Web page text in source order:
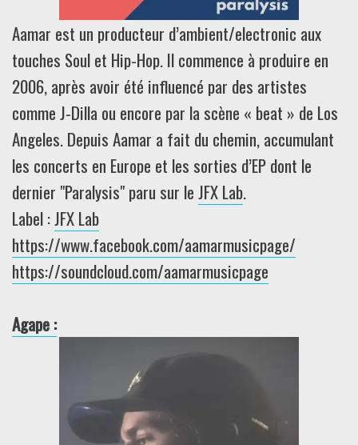
Aamar est un producteur d’ambient/electronic aux
touches Soul et Hip-Hop. Il commence à produire en
2006, après avoir été influencé par des artistes
comme J-Dilla ou encore par la scène « beat » de Los
Angeles. Depuis Aamar a fait du chemin, accumulant
les concerts en Europe et les sorties d’EP dont le
dernier "Paralysis" paru sur leJFX Lab.
Label :JFX Lab
https://www.facebook.com/aamarmusicpage/
https://soundcloud.com/aamarmusicpage
Agape :